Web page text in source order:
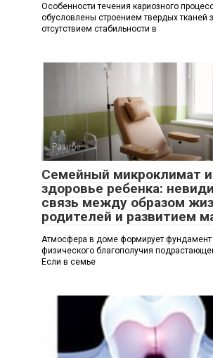
Особенности течения кариозного
обусловлены строением твердых тканей
отсутствием стабильности в
Разное
Семейный микроклимат и
здоровье ребенка:
связь между образом
родителей и развитием
Атмосфера в доме формирует фундамент
физического благополучия
Если в семье